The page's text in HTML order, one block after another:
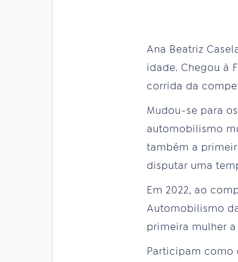
Ana Beatriz
idade. Chegou à
corrida da
Mudou-se para
automobilismo
também a
disputar uma
Em 2022, ao
Automobilismo
primeira mulher a
Participam como